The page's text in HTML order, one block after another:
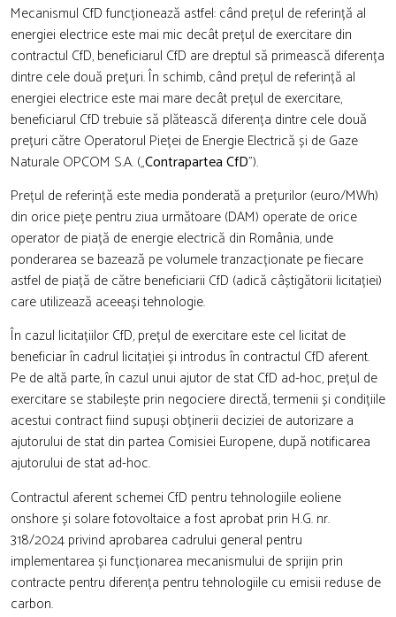
Mecanismul CfD funcționează astfel: când prețul de referință al
energiei electrice este mai mic decât prețul de exercitare din
contractul CfD, beneficiarul CfD are dreptul să primească diferența
dintre cele două prețuri. În schimb, când prețul de referință al
energiei electrice este mai mare decât prețul de exercitare,
beneficiarul CfD trebuie să plătească diferența dintre cele două
prețuri către Operatorul Pieței de Energie Electrică și de Gaze
Naturale OPCOM S.A. („Contrapartea CfD”).
Prețul de referință este media ponderată a prețurilor (euro/MWh)
din orice piețe pentru ziua următoare (DAM) operate de orice
operator de piață de energie electrică din România, unde
ponderarea se bazează pe volumele tranzacționate pe fiecare
astfel de piață de către beneficiarii CfD (adică câștigătorii licitației)
care utilizează aceeași tehnologie.
În cazul licitațiilor CfD, prețul de exercitare este cel licitat de
beneficiar în cadrul licitației și introdus în contractul CfD aferent.
Pe de altă parte, în cazul unui ajutor de stat CfD ad-hoc, prețul de
exercitare se stabilește prin negociere directă, termenii și condițiile
acestui contract fiind supuși obținerii deciziei de autorizare a
ajutorului de stat din partea Comisiei Europene, după notificarea
ajutorului de stat ad-hoc.
Contractul aferent schemei CfD pentru tehnologiile eoliene
onshore și solare fotovoltaice a fost aprobat prin H.G. nr.
318/2024 privind aprobarea cadrului general pentru
implementarea și funcționarea mecanismului de sprijin prin
contracte pentru diferența pentru tehnologiile cu emisii reduse de
carbon.